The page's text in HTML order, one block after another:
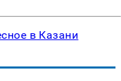
в Казани